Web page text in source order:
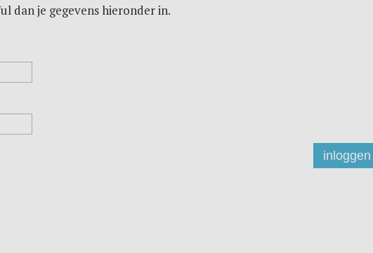
dan je gegevens hieronder in.
inloggen